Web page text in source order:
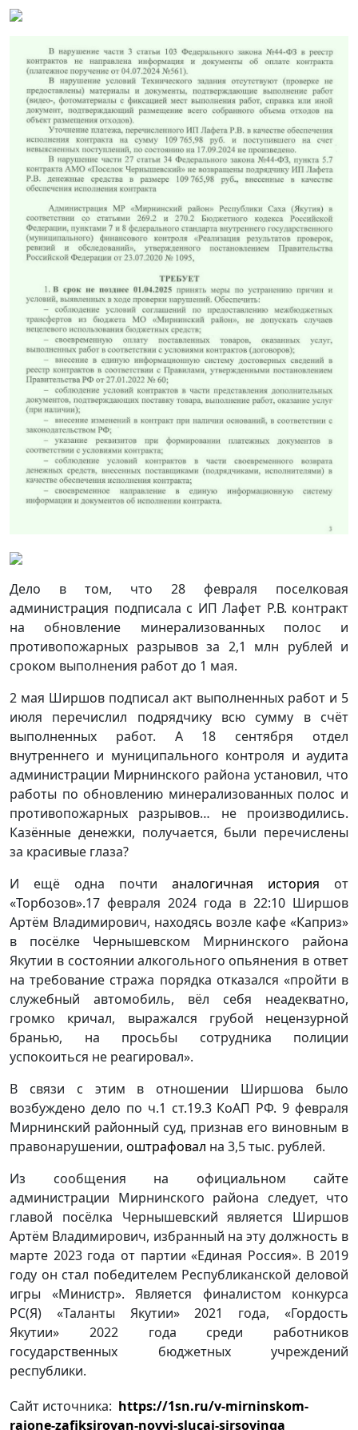
Дело в том, что 28 февраля поселковая
администрация подписала с ИП Лафет Р.В. контракт
на обновление минерализованных полос и
противопожарных разрывов за 2,1 млн рублей и
сроком выполнения работ до 1 мая.
2 мая Ширшов подписал акт выполненных работ и 5
июля перечислил подрядчику всю сумму в счёт
выполненных работ. А 18 сентября отдел
внутреннего и муниципального контроля и аудита
администрации Мирнинского района установил, что
работы по обновлению минерализованных полос и
противопожарных разрывов… не производились.
Казённые денежки, получается, были перечислены
за красивые глаза?
И ещё одна почти аналогичная история от
«Торбозов».17 февраля 2024 года в 22:10 Ширшов
Артём Владимирович, находясь возле кафе «Каприз»
в посёлке Чернышевском Мирнинского района
Якутии в состоянии алкогольного опьянения в ответ
на требование стража порядка отказался «пройти в
служебный автомобиль, вёл себя неадекватно,
громко кричал, выражался грубой нецензурной
бранью, на просьбы сотрудника полиции
успокоиться не реагировал».
В связи с этим в отношении Ширшова было
возбуждено дело по ч.1 ст.19.3 КоАП РФ. 9 февраля
Мирнинский районный суд, признав его виновным в
правонарушении, оштрафовал на 3,5 тыс. рублей.
Из сообщения на официальном сайте
администрации Мирнинского района следует, что
главой посёлка Чернышевский является Ширшов
Артём Владимирович, избранный на эту должность в
марте 2023 года от партии «Единая Россия». В 2019
году он стал победителем Республиканской деловой
игры «Министр». Является финалистом конкурса
РС(Я) «Таланты Якутии» 2021 года, «Гордость
Якутии» 2022 года среди работников
государственных бюджетных учреждений
республики.
Сайт источника: https://1sn.ru/v-mirninskom-
raione-zafiksirovan-novyi-slucai-sirsovinga